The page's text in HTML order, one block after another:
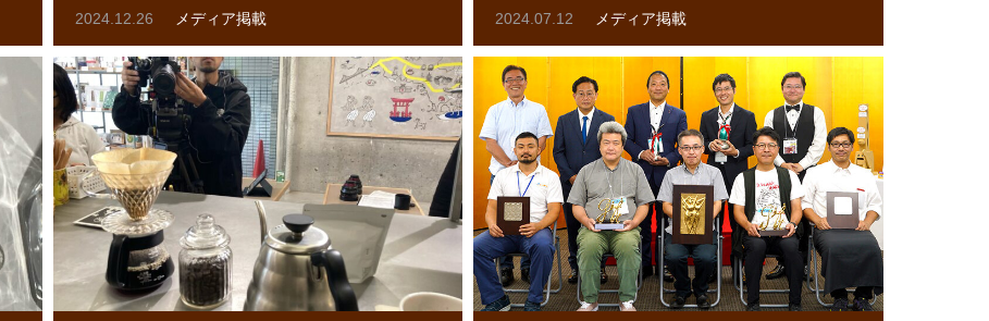
2024.12.26 メディア掲載 2024.07.12 メディア掲載